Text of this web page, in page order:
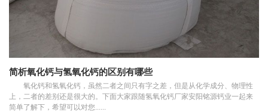
简析氧化钙与氢氧化钙的区别有哪些
氧化钙和氢氧化钙，虽然二者之间只有字之差，但是从化学成分、物理性
上，二者的差别还是很大的。下面大家跟随氢氧化钙厂家安阳铭源钙业一起来
简单了解下，希望可以对您......